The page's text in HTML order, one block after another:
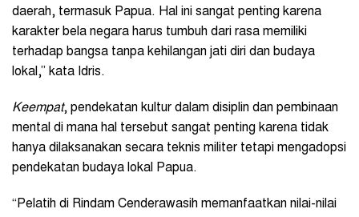
daerah, termasuk Papua. Hal ini sangat penting karena
karakter bela negara harus tumbuh dari rasa memiliki
terhadap bangsa tanpa kehilangan jati diri dan budaya
lokal,” kata Idris.
Keempat, pendekatan kultur dalam disiplin dan pembinaan
mental di mana hal tersebut sangat penting karena tidak
hanya dilaksanakan secara teknis militer tetapi mengadopsi
pendekatan budaya lokal Papua.
“Pelatih di Rindam Cenderawasih memanfaatkan nilai-nilai